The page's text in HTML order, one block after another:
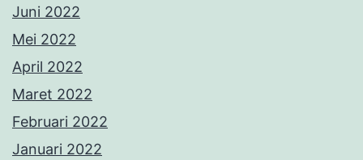
Juni 2022
Mei 2022
April 2022
Maret 2022
Februari 2022
Januari 2022